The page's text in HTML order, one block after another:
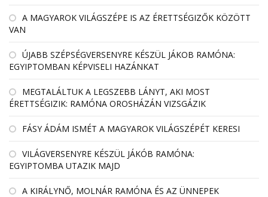
A MAGYAROK VILÁGSZÉPE IS AZ ÉRETTSÉGIZŐK KÖZÖTT
VAN
ÚJABB SZÉPSÉGVERSENYRE KÉSZÜL JÁKOB RAMÓNA:
EGYIPTOMBAN KÉPVISELI HAZÁNKAT
MEGTALÁLTUK A LEGSZEBB LÁNYT, AKI MOST
ÉRETTSÉGIZIK: RAMÓNA OROSHÁZÁN VIZSGÁZIK
FÁSY ÁDÁM ISMÉT A MAGYAROK VILÁGSZÉPÉT KERESI
VILÁGVERSENYRE KÉSZÜL JÁKÓB RAMÓNA:
EGYIPTOMBA UTAZIK MAJD
A KIRÁLYNŐ, MOLNÁR RAMÓNA ÉS AZ ÜNNEPEK